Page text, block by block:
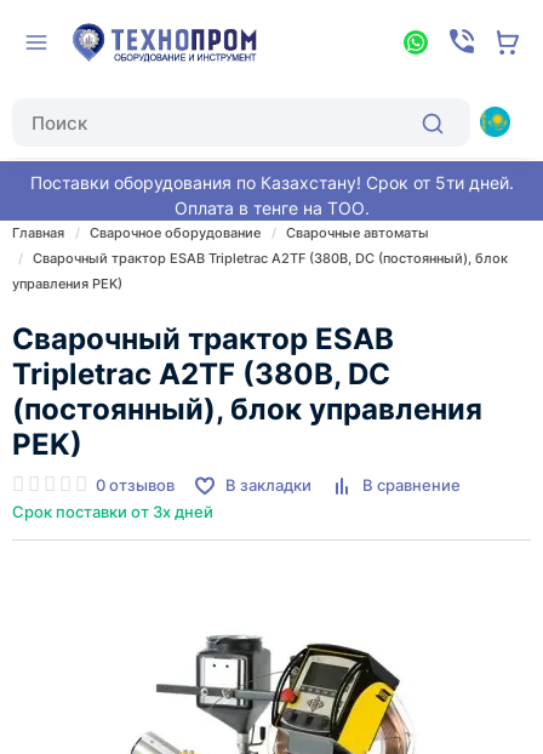
Поставки оборудования по Казахстану! Срок от 5ти дней.
Оплата в тенге на ТОО.
Главная Сварочное оборудование
Сварочные автоматы
Сварочный трактор ESAB Tripletrac A2TF (380В, DC (постоянный), блок
управления PEK)
Сварочный трактор ESAB
Tripletrac A2TF (380В, DC
(постоянный), блок управления
PEK)
0 отзывов В закладки
В сравнение
Срок поставки от 3х дней